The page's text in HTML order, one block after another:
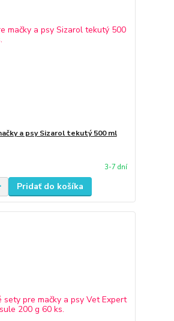
a psy Sizarol tekutý 500 ml
3-7 dní
Pridať do košíka